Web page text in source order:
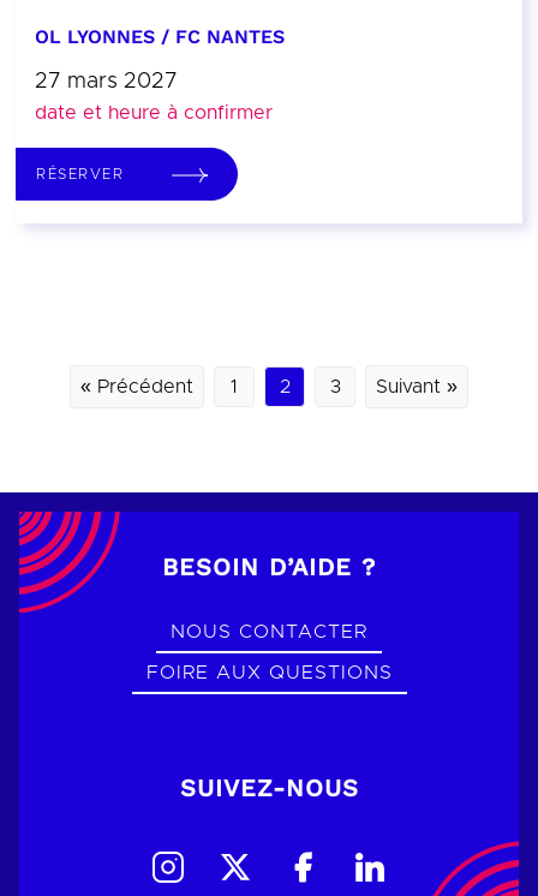
OL LYONNES / FC NANTES
27 mars 2027
date et heure à confirmer
RÉSERVER
« Précédent 1 2 3 Suivant »
BESOIN D’AIDE ?
NOUS CONTACTER
FOIRE AUX QUESTIONS
SUIVEZ-NOUS